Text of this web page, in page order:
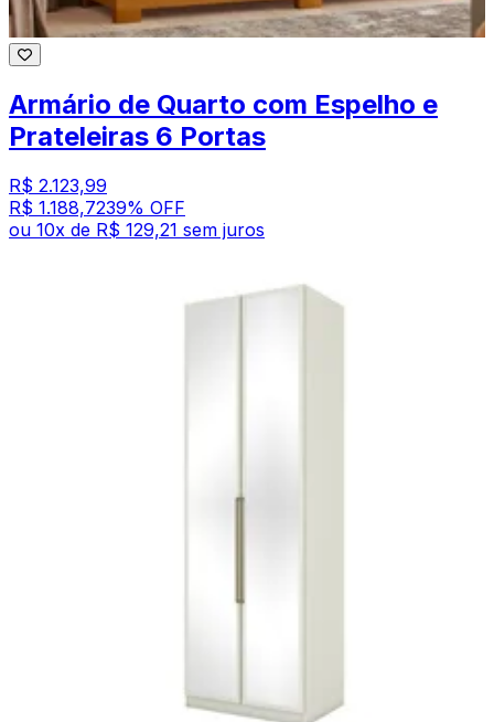
Armário de Quarto com Espelho e
Prateleiras 6 Portas
R$ 2.123,99
R$ 1.188,7239% OFF
ou 10x de R$ 129,21 sem juros